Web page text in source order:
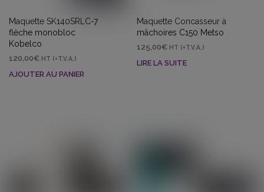
Maquette SK140SRLC-7
flèche monobloc
Kobelco
120,00€ HT (+T.V.A.)
AJOUTER AU PANIER
Maquette Concasseur à
mâchoires C150 Metso
125,00€ HT (+T.V.A.)
LIRE LA SUITE